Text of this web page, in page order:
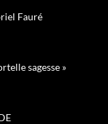
Fauré
sagesse »